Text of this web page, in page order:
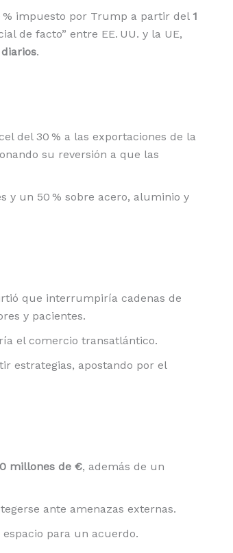
% impuesto por Trump a partir del 1
de facto” entre EE. UU. y la UE,
.
del 30 % a las exportaciones de la
su reversión a que las
y un 50 % sobre acero, aluminio y
que interrumpiría cadenas de
y pacientes.
el comercio transatlántico.
estrategias, apostando por el
millones de €, además de un
ante amenazas externas.
para un acuerdo.